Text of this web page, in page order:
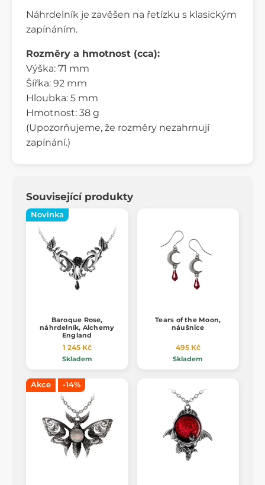
Náhrdelník je zavěšen na řetízku s klasickým
zapínáním.
Rozměry a hmotnost (cca):
Výška: 71 mm
Šířka: 92 mm
Hloubka: 5 mm
Hmotnost: 38 g
(Upozorňujeme, že rozměry nezahrnují
zapínání.)
Související produkty
Novinka
Baroque Rose,
náhrdelník, Alchemy
England
1 245 Kč
Skladem
Tears of the Moon,
náušnice
495 Kč
Skladem
Akce -14%